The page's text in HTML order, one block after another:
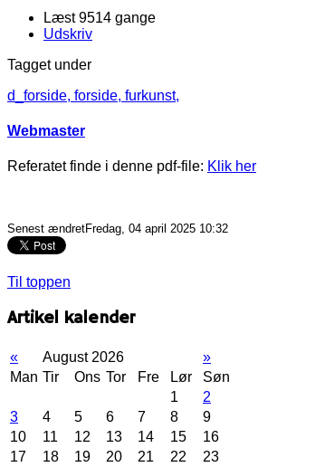
Læst 9514 gange
Udskriv
Tagget under
d_forside, forside, furkunst,
Webmaster
Referatet finde i denne pdf-file: Klik her
Senest ændretFredag, 04 april 2025 10:32
Til toppen
Artikel kalender
« August 2026
»
Man Tir Ons Tor Fre Lør
Søn
1
2
3
4 5 6 7 8
9
10
11 12 13 14 15
16
17
18 19 20 21 22 23